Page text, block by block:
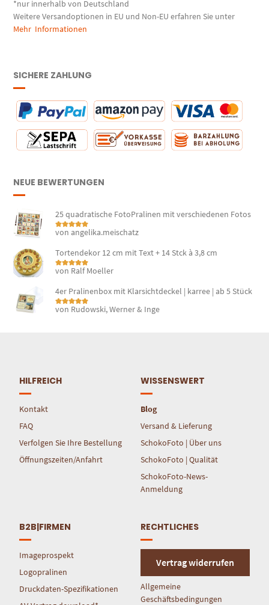
*nur innerhalb von Deutschland
Weitere Versandoptionen in EU und Non-EU erfahren Sie unter
Mehr Informationen
SICHERE ZAHLUNG
NEUE BEWERTUNGEN
25 quadratische FotoPralinen mit verschiedenen Fotos
Bewertet mit
von angelika.meischatz
Tortendekor 12 cm mit Text + 14 Stck à 3,8 cm
Bewertet mit
von Ralf Moeller
4er Pralinenbox mit Klarsichtdeckel | karree | ab 5 Stück
Bewertet mit
von Rudowski, Werner & Inge
HILFREICH
Kontakt
FAQ
Verfolgen Sie Ihre Bestellung
Öffnungszeiten/Anfahrt
WISSENSWERT
Blog
Versand & Lieferung
SchokoFoto | Über uns
SchokoFoto | Qualität
SchokoFoto-News-
Anmeldung
B2B|FIRMEN
Imageprospekt
Logopralinen
Druckdaten-Spezifikationen
RECHTLICHES
Vertrag widerrufen
Allgemeine
Geschäftsbedingungen